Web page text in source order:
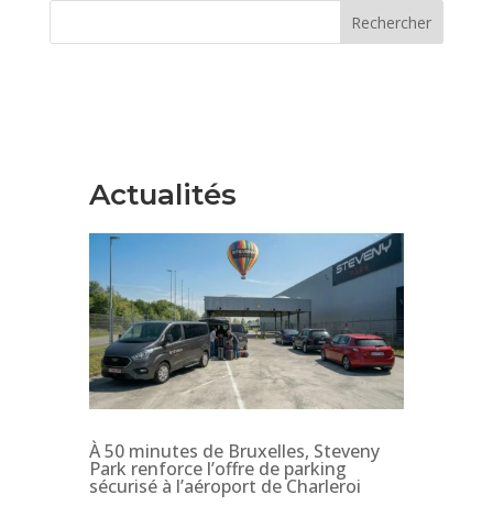
Rechercher
Actualités
À 50 minutes de Bruxelles, Steveny
Park renforce l’offre de parking
sécurisé à l’aéroport de Charleroi